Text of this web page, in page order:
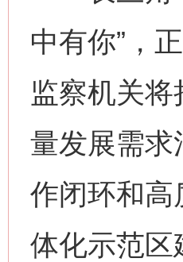
中有你”，
监察机关
量发展需求
作闭环和高
体化示范区
网上购药对药下症？